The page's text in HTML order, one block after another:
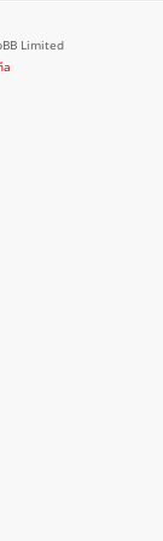
Limited